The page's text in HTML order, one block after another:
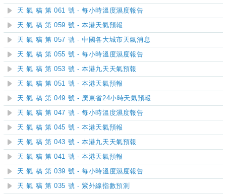
天 氣 稿 第 061 號 - 每小時溫度濕度報告
天 氣 稿 第 059 號 - 本港天氣預報
天 氣 稿 第 057 號 - 中國各大城市天氣消息
天 氣 稿 第 055 號 - 每小時溫度濕度報告
天 氣 稿 第 053 號 - 本港九天天氣預報
天 氣 稿 第 051 號 - 本港天氣預報
天 氣 稿 第 049 號 - 廣東省24小時天氣預報
天 氣 稿 第 047 號 - 每小時溫度濕度報告
天 氣 稿 第 045 號 - 本港天氣預報
天 氣 稿 第 043 號 - 本港九天天氣預報
天 氣 稿 第 041 號 - 本港天氣預報
天 氣 稿 第 039 號 - 每小時溫度濕度報告
天 氣 稿 第 035 號 - 紫外線指數預測